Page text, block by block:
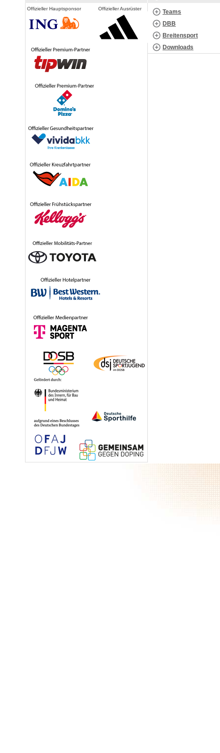
Offizieller Hauptsponsor Offizieller Ausrüster
Teams
DBB
Breitensport
Downloads